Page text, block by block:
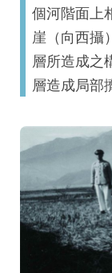
個河階面上
崖（向西攝
層所造成之
層造成局部